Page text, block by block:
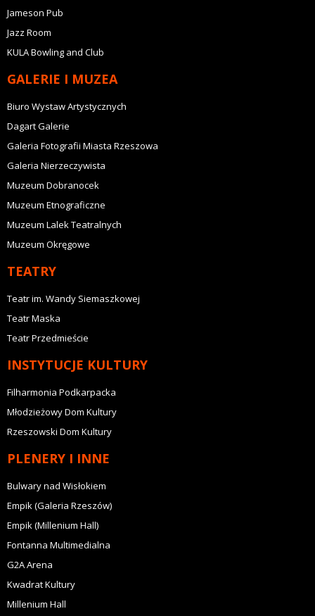
Jameson Pub
Jazz Room
KULA Bowling and Club
GALERIE I MUZEA
Biuro Wystaw Artystycznych
Dagart Galerie
Galeria Fotografii Miasta Rzeszowa
Galeria Nierzeczywista
Muzeum Dobranocek
Muzeum Etnograficzne
Muzeum Lalek Teatralnych
Muzeum Okręgowe
TEATRY
Teatr im. Wandy Siemaszkowej
Teatr Maska
Teatr Przedmieście
INSTYTUCJE KULTURY
Filharmonia Podkarpacka
Młodzieżowy Dom Kultury
Rzeszowski Dom Kultury
PLENERY I INNE
Bulwary nad Wisłokiem
Empik (Galeria Rzeszów)
Empik (Millenium Hall)
Fontanna Multimedialna
G2A Arena
Kwadrat Kultury
Millenium Hall